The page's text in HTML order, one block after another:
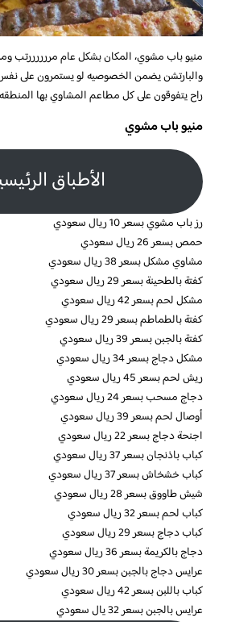
منيو باب مشوي، المكان بشكل عام مررررررتب
والبارتشن يضمن الخصوصيه لو يستمرون على
راح يتفوقون على كل مطاعم المشاوي بها المنطقه
منيو باب مشوي
الأطباق
رز باب مشوي بسعر 10 ريال سعودي
حمص بسعر 26 ريال سعودي
مشاوي مشكل بسعر 38 ريال سعودي
كفتة بالطحينة بسعر 29 ريال سعودي
مشكل لحم بسعر 42 ريال سعودي
كفتة بالطماطم بسعر 29 ريال سعودي
كفتة بالجبن بسعر 39 ريال سعودي
مشكل دجاج بسعر 34 ريال سعودي
ريش لحم بسعر 45 ريال سعودي
دجاج مسحب بسعر 24 ريال سعودي
أوصال لحم بسعر 39 ريال سعودي
اجنحة دجاج بسعر 22 ريال سعودي
كباب باذنجان بسعر 37 ريال سعودي
كباب خشخاش بسعر 37 ريال سعودي
شيش طاووق بسعر 28 ريال سعودي
كباب لحم بسعر 32 ريال سعودي
كباب دجاج بسعر 29 ريال سعودي
دجاج بالكريمة بسعر 36 ريال سعودي
عرايس دجاج بالجبن بسعر 30 ريال سعودي
كباب باللبن بسعر 42 ريال سعودي
عرايس بالجبن بسعر 32 يال سعودي